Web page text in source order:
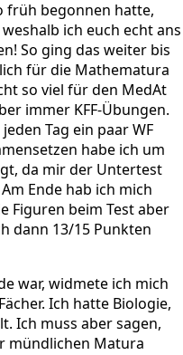
früh begonnen hatte,
ich euch echt ans
So ging das weiter bis
für die Mathematura
so viel für den MedAt
immer KFF-Übungen.
Tag ein paar WF
habe ich um
da mir der Untertest
Ende hab ich mich
Figuren beim Test aber
dann 13/15 Punkten
war, widmete ich mich
Ich hatte Biologie,
Ich muss aber sagen,
mündlichen Matura